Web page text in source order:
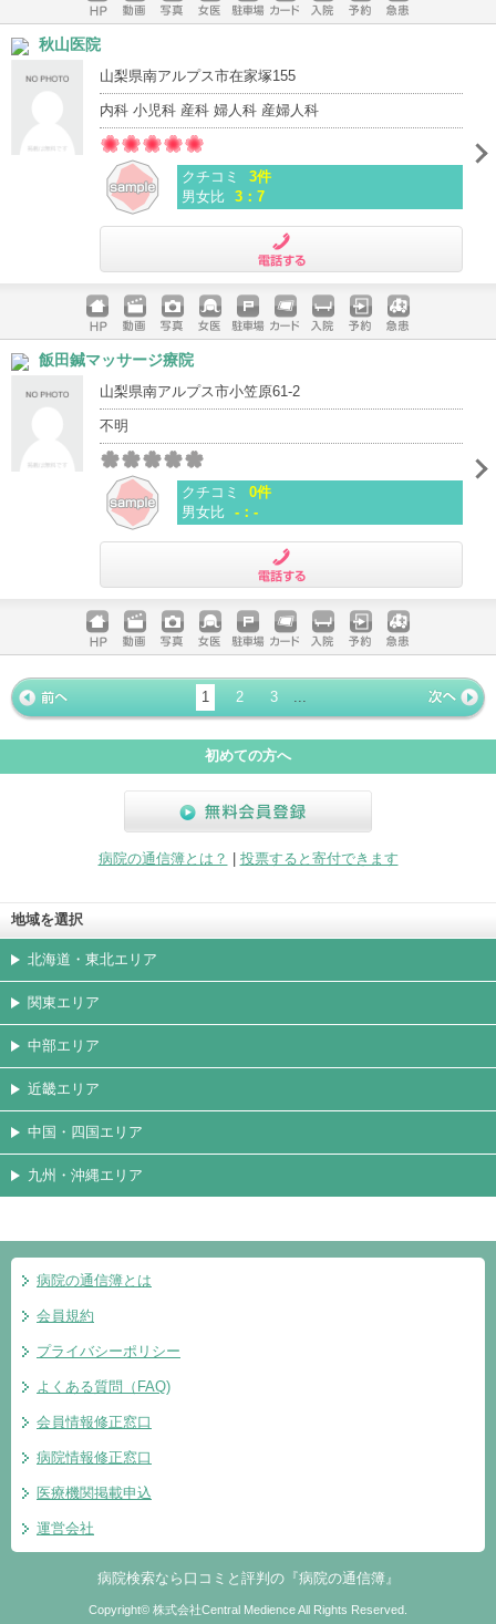
ホームペ
ージ
動画 写真 女医 駐車場
クレジッ
入院 予約 急患
秋山医院
山梨県南アルプス市在家塚155
内科 小児科 産科 婦人科 産婦人科
クチコミ
3件
男女比 3：7
ホームペ
ージ
動画 写真 女医 駐車場
クレジッ
入院 予約 急患
飯田鍼マッサージ療院
山梨県南アルプス市小笠原61-2
不明
クチコミ
0件
男女比 -：-
ホームペ
ージ
動画 写真 女医 駐車場
クレジッ
トカード
入院 予約 急患
« 前ペー
ジ
1 2 3
次ページ
»
初めての方へ
病院の通信簿とは？
投票すると寄付できます
地域を選択
北海道・東北エリア
関東エリア
中部エリア
近畿エリア
中国・四国エリア
九州・沖縄エリア
病院の通信簿とは
会員規約
プライバシーポリシー
よくある質問（FAQ)
会員情報修正窓口
病院情報修正窓口
医療機関掲載申込
運営会社
病院検索なら口コミと評判の『病院の通信簿』
Copyright© 株式会社Central Medience All Rights Reserved.